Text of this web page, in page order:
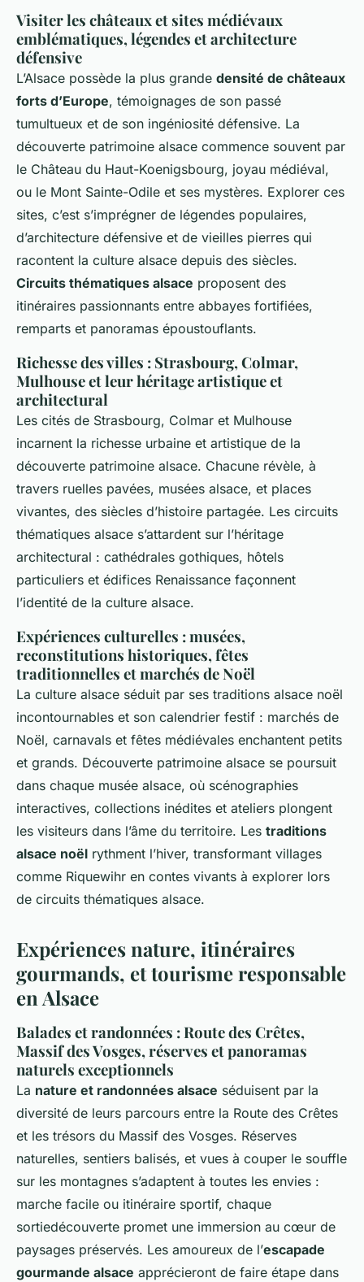
Visiter les châteaux et sites médiévaux
emblématiques, légendes et architecture
défensive
L’Alsace possède la plus grande densité de châteaux
forts d’Europe, témoignages de son passé
tumultueux et de son ingéniosité défensive. La
découverte patrimoine alsace commence souvent par
le Château du Haut-Koenigsbourg, joyau médiéval,
ou le Mont Sainte-Odile et ses mystères. Explorer ces
sites, c’est s’imprégner de légendes populaires,
d’architecture défensive et de vieilles pierres qui
racontent la culture alsace depuis des siècles.
Circuits thématiques alsace proposent des
itinéraires passionnants entre abbayes fortifiées,
remparts et panoramas époustouflants.
Richesse des villes : Strasbourg, Colmar,
Mulhouse et leur héritage artistique et
architectural
Les cités de Strasbourg, Colmar et Mulhouse
incarnent la richesse urbaine et artistique de la
découverte patrimoine alsace. Chacune révèle, à
travers ruelles pavées, musées alsace, et places
vivantes, des siècles d’histoire partagée. Les circuits
thématiques alsace s’attardent sur l’héritage
architectural : cathédrales gothiques, hôtels
particuliers et édifices Renaissance façonnent
l’identité de la culture alsace.
Expériences culturelles : musées,
reconstitutions historiques, fêtes
traditionnelles et marchés de Noël
La culture alsace séduit par ses traditions alsace noël
incontournables et son calendrier festif : marchés de
Noël, carnavals et fêtes médiévales enchantent petits
et grands. Découverte patrimoine alsace se poursuit
dans chaque musée alsace, où scénographies
interactives, collections inédites et ateliers plongent
les visiteurs dans l’âme du territoire. Les traditions
alsace noël rythment l’hiver, transformant villages
comme Riquewihr en contes vivants à explorer lors
de circuits thématiques alsace.
Expériences nature, itinéraires
gourmands, et tourisme responsable
en Alsace
Balades et randonnées : Route des Crêtes,
Massif des Vosges, réserves et panoramas
naturels exceptionnels
La nature et randonnées alsace séduisent par la
diversité de leurs parcours entre la Route des Crêtes
et les trésors du Massif des Vosges. Réserves
naturelles, sentiers balisés, et vues à couper le souffle
sur les montagnes s’adaptent à toutes les envies :
marche facile ou itinéraire sportif, chaque
sortiedécouverte promet une immersion au cœur de
paysages préservés. Les amoureux de l’escapade
gourmande alsace apprécieront de faire étape dans